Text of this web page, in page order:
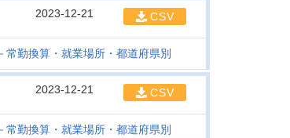
2023-12-21 CSV
勤換算・就業場所・都道府県別
2023-12-21 CSV
勤換算・就業場所・都道府県別